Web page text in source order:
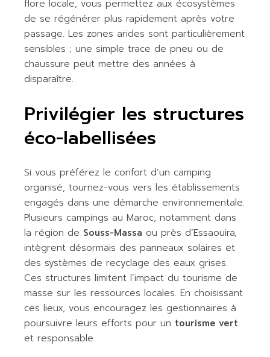
flore locale, vous permettez aux écosystèmes
de se régénérer plus rapidement après votre
passage. Les zones arides sont particulièrement
sensibles ; une simple trace de pneu ou de
chaussure peut mettre des années à
disparaître.
Privilégier les structures
éco-labellisées
Si vous préférez le confort d’un camping
organisé, tournez-vous vers les établissements
engagés dans une démarche environnementale.
Plusieurs campings au Maroc, notamment dans
la région de Souss-Massa ou près d’Essaouira,
intègrent désormais des panneaux solaires et
des systèmes de recyclage des eaux grises.
Ces structures limitent l’impact du tourisme de
masse sur les ressources locales. En choisissant
ces lieux, vous encouragez les gestionnaires à
poursuivre leurs efforts pour un tourisme vert
et responsable.